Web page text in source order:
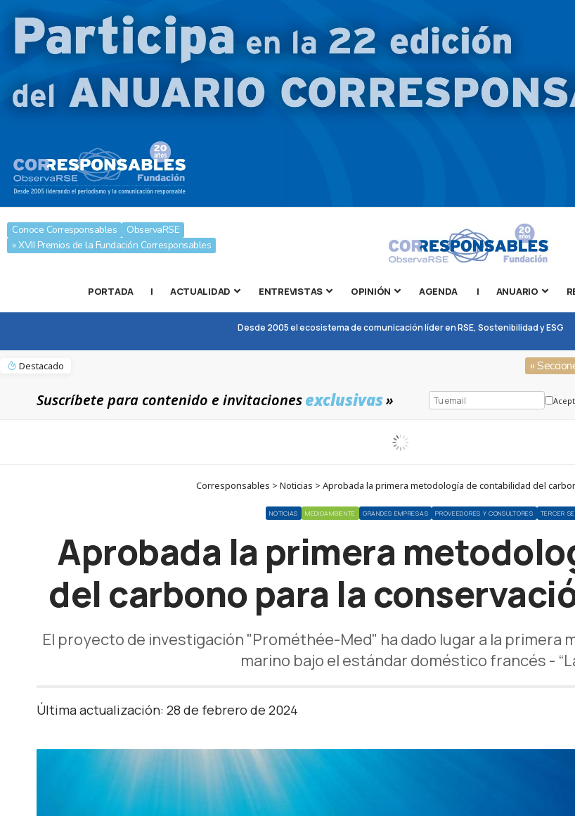
Conoce Corresponsables
ObservaRSE
» XVII Premios de la Fundación Corresponsables
PORTADA | ACTUALIDAD ENTREVISTAS OPINIÓN AGENDA | ANUARIO
Desde 2005 el ecosistema de comunicación líder en RSE, Sostenibilidad y ESG
Destacado »
Suscríbete para contenido e invitacionesexclusivas»
Corresponsables > Noticias > Aprobada la primera metodología de contabilidad del
NOTICIAS MEDIOAMBIENTE GRANDES EMPRESAS PROVEEDORES Y CONSULTORES TERCER
Aprobada la primera
del carbono para la
El proyecto de investigación "Prométhée-Med" ha dado lugar a la primera
marino bajo el estándar doméstico francés -
Última actualización: 28 de febrero de 2024